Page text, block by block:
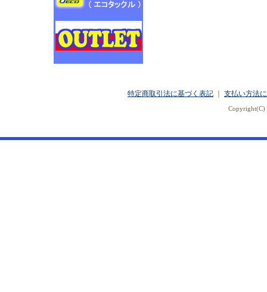
特定商取引法に基づく表記 支払い方法
Copyright(C)